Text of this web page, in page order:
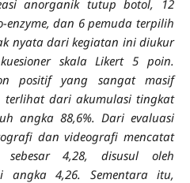
anorganik tutup botol, 12
dan 6 pemuda terpilih
nyata dari kegiatan ini diukur
skala Likert 5 poin.
positif yang sangat masif
terlihat dari akumulasi tingkat
angka 88,6%. Dari evaluasi
dan videografi mencatat
4,28, disusul oleh
angka 4,26. Sementara itu,